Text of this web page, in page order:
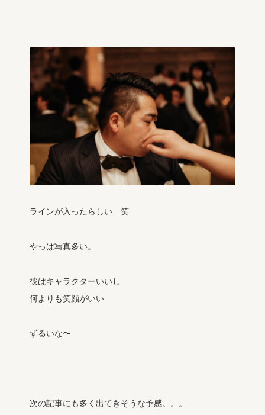
ラインが入ったらしい 笑
やっぱ写真多い。
彼はキャラクターいいし
何よりも笑顔がいい
ずるいな〜
次の記事にも多く出てきそうな予感。。。